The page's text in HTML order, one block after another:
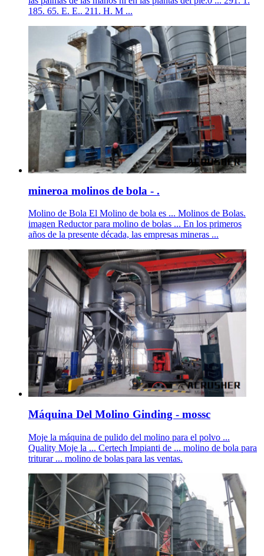
185. 65. E. E.. 211. H. M ...
mineroa molinos de bola - .
Molino de Bola El Molino de bola es ... Molinos de Bolas.
imagen Reductor para molino de bolas ... En los primeros
años de la presente década, las empresas mineras ...
Máquina Del Molino Ginding - mossc
Moje la máquina de pulido del molino para el polvo ...
Quality Moje la ... Certech Impianti de ... molino de bola para
triturar ... molino de bolas para las ventas.